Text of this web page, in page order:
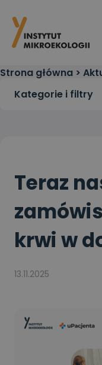
Strona główna >
zamówisz z
Kategorie i filtry
Teraz
krwi w
13.11.2025